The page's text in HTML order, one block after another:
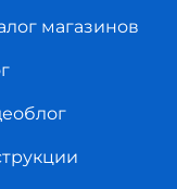
магазинов